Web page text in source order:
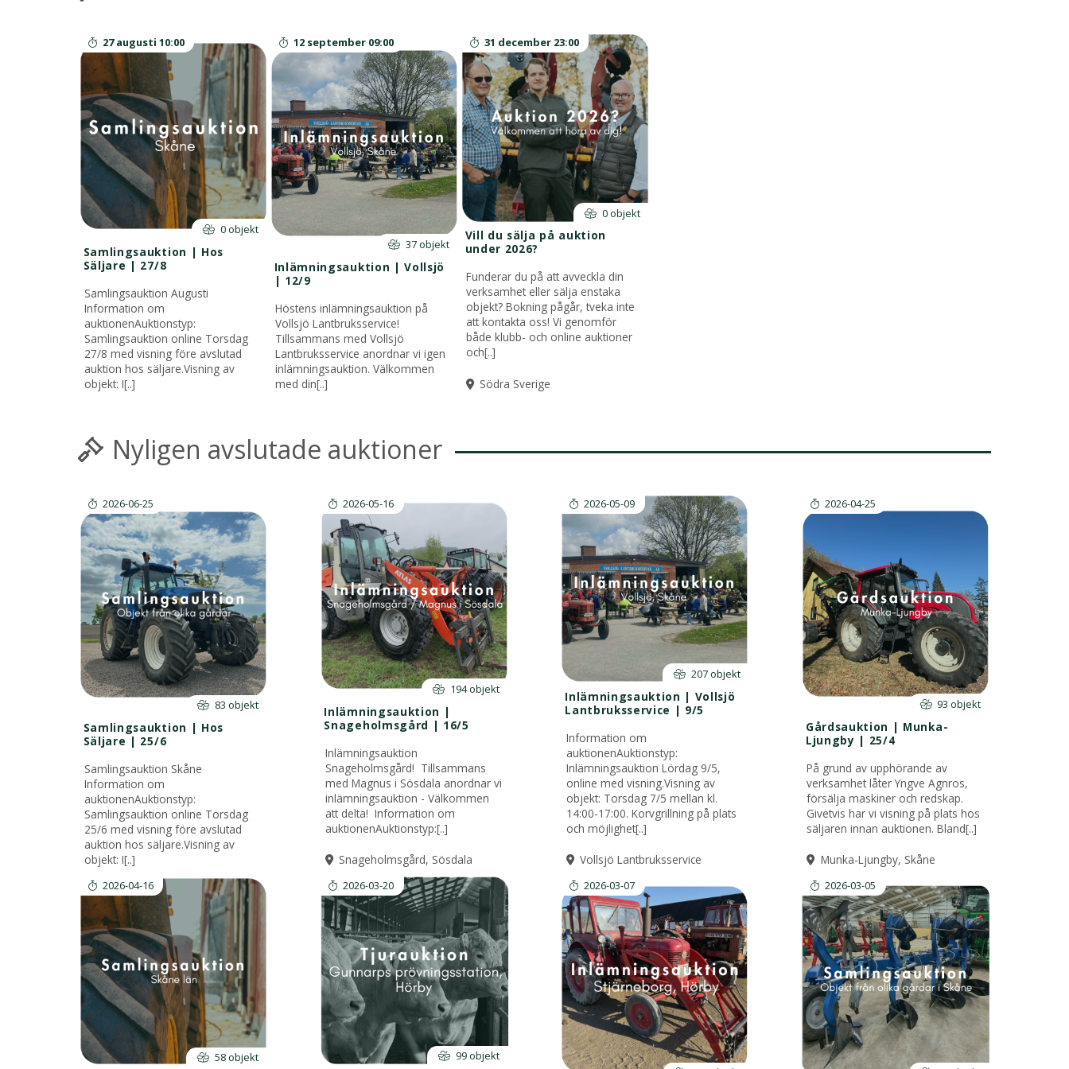
27 augusti 10:00
0 objekt
Samlingsauktion | Hos
Säljare | 27/8
Samlingsauktion Augusti
Information om
auktionenAuktionstyp:
Samlingsauktion online Torsdag
27/8 med visning före avslutad
auktion hos säljare.Visning av
objekt: I[..]
12 september 09:00
37 objekt
Inlämningsauktion | Vollsjö
| 12/9
Höstens inlämningsauktion på
Vollsjö Lantbruksservice!
Tillsammans med Vollsjö
Lantbruksservice anordnar vi igen
inlämningsauktion. Välkommen
med din[..]
31 december 23:00
0 objekt
Vill du sälja på auktion
under 2026?
Funderar du på att avveckla din
verksamhet eller sälja enstaka
objekt? Bokning pågår, tveka inte
att kontakta oss! Vi genomför
både klubb- och online auktioner
och[..]
Södra Sverige
Nyligen avslutade auktioner
2026-06-25
83 objekt
Samlingsauktion | Hos
Säljare | 25/6
Samlingsauktion Skåne
Information om
auktionenAuktionstyp:
Samlingsauktion online Torsdag
25/6 med visning före avslutad
auktion hos säljare.Visning av
objekt: I[..]
2026-05-16
194 objekt
Inlämningsauktion |
Snageholmsgård | 16/5
Inlämningsauktion
Snageholmsgård! Tillsammans
med Magnus i Sösdala anordnar vi
inlämningsauktion - Välkommen
att delta! Information om
auktionenAuktionstyp:[..]
Snageholmsgård, Sösdala
2026-05-09
207 objekt
Inlämningsauktion | Vollsjö
Lantbruksservice | 9/5
Information om
auktionenAuktionstyp:
Inlämningsauktion Lördag 9/5,
online med visning.Visning av
objekt: Torsdag 7/5 mellan kl.
14:00-17:00. Korvgrillning på plats
och möjlighet[..]
Vollsjö Lantbruksservice
2026-04-25
93 objekt
Gårdsauktion | Munka-
Ljungby | 25/4
På grund av upphörande av
verksamhet låter Yngve Agnros,
försälja maskiner och redskap.
Givetvis har vi visning på plats hos
säljaren innan auktionen. Bland[..]
Munka-Ljungby, Skåne
2026-04-16
58 objekt
2026-03-20
99 objekt
2026-03-07 2026-03-05